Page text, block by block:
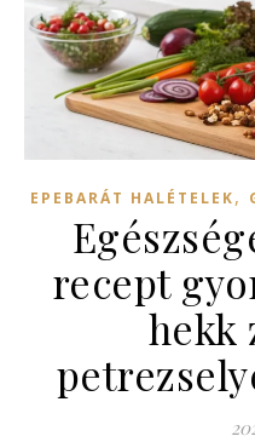
EPEBARÁT HALÉTELEK,
recept
hekk